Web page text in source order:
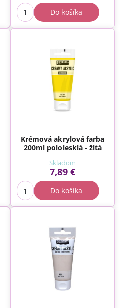
Do košíka
Krémová akrylová farba
200ml pololesklá - žltá
Skladom
7,89 €
Do košíka